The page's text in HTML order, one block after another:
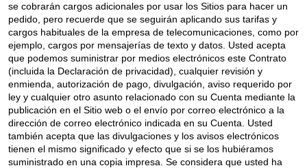
se cobrarán cargos adicionales por usar los Sitios para hacer un
pedido, pero recuerde que se seguirán aplicando sus tarifas y
cargos habituales de la empresa de telecomunicaciones, como por
ejemplo, cargos por mensajerías de texto y datos. Usted acepta
que podemos suministrar por medios electrónicos este Contrato
(incluida la Declaración de privacidad), cualquier revisión y
enmienda, autorización de pago, divulgación, aviso requerido por
ley y cualquier otro asunto relacionado con su Cuenta mediante la
publicación en el Sitio web o el envío por correo electrónico a la
dirección de correo electrónico indicada en su Cuenta. Usted
también acepta que las divulgaciones y los avisos electrónicos
tienen el mismo significado y efecto que si se los hubiéramos
suministrado en una copia impresa. Se considera que usted ha